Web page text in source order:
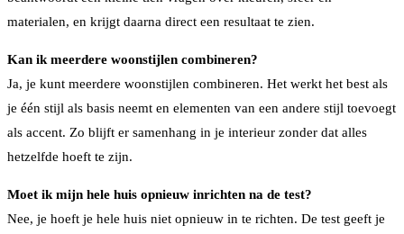
materialen, en krijgt daarna direct een resultaat te zien.
Kan ik meerdere woonstijlen combineren?
Ja, je kunt meerdere woonstijlen combineren. Het werkt het best als
je één stijl als basis neemt en elementen van een andere stijl toevoegt
als accent. Zo blijft er samenhang in je interieur zonder dat alles
hetzelfde hoeft te zijn.
Moet ik mijn hele huis opnieuw inrichten na de test?
Nee, je hoeft je hele huis niet opnieuw in te richten. De test geeft je